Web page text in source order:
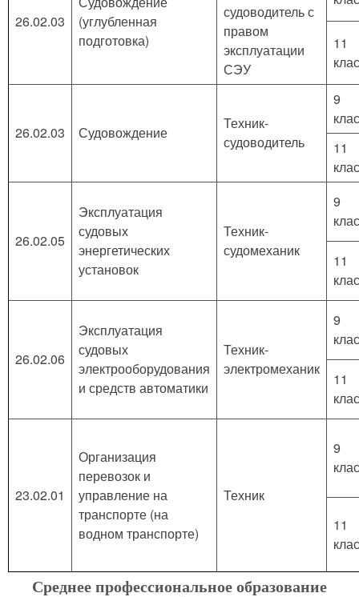
26.02.03
(углубленная
подготовка)
судоводитель с
правом
эксплуатации
СЭУ
11
26.02.03 Судовождение
Техник-
судоводитель
9
11
26.02.05
Эксплуатация
судовых
энергетических
установок
Техник-
судомеханик
9
11
26.02.06
Эксплуатация
судовых
электрооборудования
и средств автоматики
Техник-
электромеханик
9
11
23.02.01
Организация
перевозок и
управление на
транспорте (на
водном транспорте)
Техник
9
11
Среднее профессиональное образование